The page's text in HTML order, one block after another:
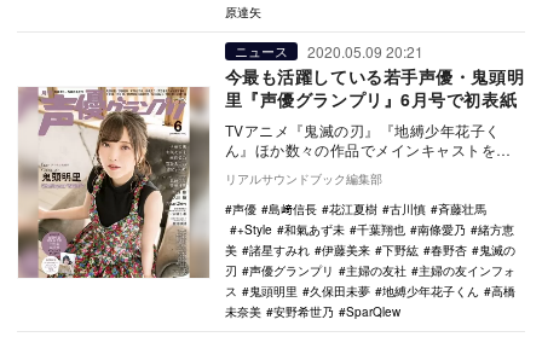
原達矢
ニュース 2020.05.09 20:21
今最も活躍している若手声優・鬼頭明
里『声優グランプリ』6月号で初表紙
TVアニメ『鬼滅の刃』『地縛少年花子く
ん』ほか数々の作品でメインキャストを務
めるなど、今最も注目を集めている声優・
鬼頭明里が初の…
リアルサウンドブック編集部
声優
島﨑信長 花江夏樹 古川慎
斉藤壮馬
+Style
和氣あず未 千葉翔也 南條愛乃
緒方恵
美
諸星すみれ 伊藤美来 下野紘 春野杏
鬼滅の
刃
声優グランプリ 主婦の友社
主婦の友インフォ
ス
鬼頭明里 久保田未夢 地縛少年花子くん
高橋
未奈美
安野希世乃 SparQlew